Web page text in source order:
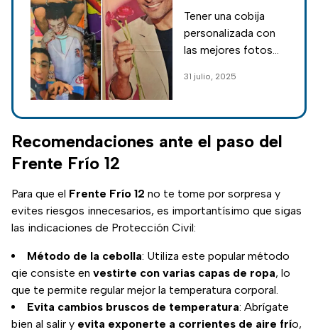
personalizadas,
el lugar de
surtido de
Tener una cobija
personalizada con
las mejores fotos
posible y es muy
contamos dónde
puedes conseguirla
en la CDMX.
31 julio, 2025
Recomendaciones ante el paso del
Frente Frío 12
Para que el Frente Frío 12 no te tome por sorpresa y
evites riesgos innecesarios, es importantísimo que sigas
las indicaciones de Protección Civil:
Método de la cebolla: Utiliza este popular método
qie consiste en vestirte con varias capas de ropa, lo
que te permite regular mejor la temperatura corporal.
Evita cambios bruscos de temperatura: Abrígate
bien al salir y evita exponerte a corrientes de aire frío,